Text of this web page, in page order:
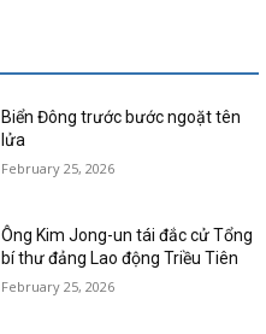
Biển Đông trước bước ngoặt tên
lửa
February 25, 2026
Ông Kim Jong-un tái đắc cử Tổng
bí thư đảng Lao động Triều Tiên
February 25, 2026